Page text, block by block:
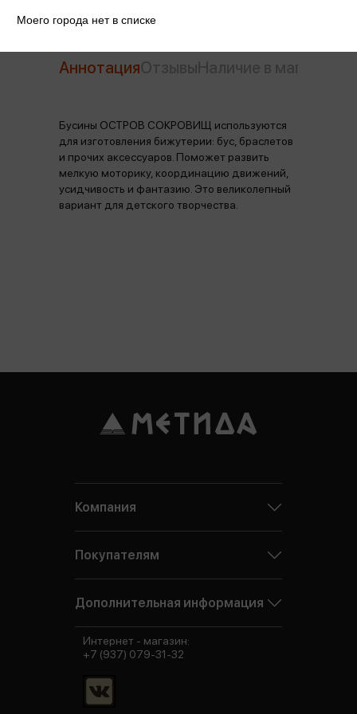
Аннотация
Бусины ОСТРОВ СОКРОВИЩ используются
для изготовления бижутерии: бус, браслетов
и прочих аксессуаров. Поможет развить
мелкую моторику, координацию движений,
усидчивость и фантазию. Это великолепный
вариант для детского творчества.
Моего города нет в списке
Компания
Покупателям
Дополнительная информация
Интернет - магазин:
+7 (937) 079-31-32